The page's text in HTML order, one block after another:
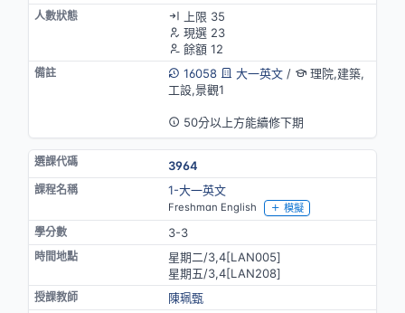
上限 35
現選 23
餘額 12
16058
大一英文/
理院,建築,
工設,景觀1
50分以上方能續修下期
3964
1-大一英文
Freshman English 模擬
3-3
星期二/3,4[LAN005]
星期五/3,4[LAN208]
陳珮甄